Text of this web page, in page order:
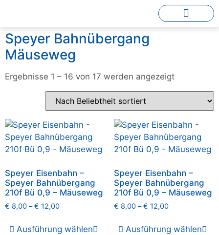
Speyer Bahnübergang
Mäuseweg
Ergebnisse 1 – 16 von 17 werden angezeigt
Speyer Eisenbahn –
Speyer Bahnübergang
210f Bü 0,9 – Mäuseweg
€ 8,00 –€ 12,00
Ausführung wählen
Speyer Eisenbahn –
Speyer Bahnübergang
210f Bü 0,9 – Mäuseweg
€ 8,00–€ 12,00
Ausführung wählen